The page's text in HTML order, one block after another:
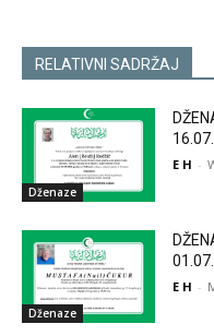
RELATIVNI SADRŽAJ
Dženaze
E H -
Dženaze
E H -